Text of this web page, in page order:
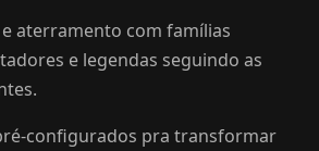
aterramento com famílias
e legendas seguindo as
configurados pra transformar